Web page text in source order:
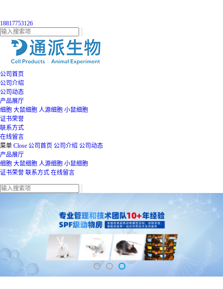
18817753126
公司首页
公司介绍
公司动态
产品展厅
细胞 大鼠细胞 人源细胞 小鼠细胞
证书荣誉
联系方式
在线留言
菜单 Close 公司首页 公司介绍 公司动态
产品展厅
细胞 大鼠细胞 人源细胞 小鼠细胞
证书荣誉 联系方式 在线留言